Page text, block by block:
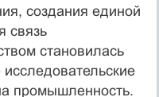
создания единой
связь
становилась
промышленность.